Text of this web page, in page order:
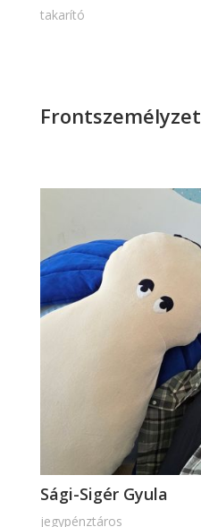
takarító
Frontszemélyzet
Sági-Sigér Gyula
jegypénztáros